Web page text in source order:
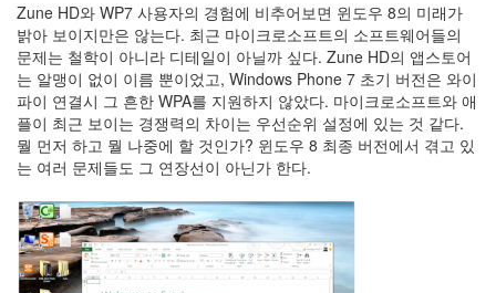
Zune HD와 WP7 사용자의 경험에 비추어보면 윈도우 8의 미래가
밝아 보이지만은 않는다. 최근 마이크로소프트의 소프트웨어들의
문제는 철학이 아니라 디테일이 아닐까 싶다. Zune HD의 앱스토어
는 알맹이 없이 이름 뿐이었고, Windows Phone 7 초기 버전은 와이
파이 연결시 그 흔한 WPA를 지원하지 않았다. 마이크로소프트와 애
플이 최근 보이는 경쟁력의 차이는 우선순위 설정에 있는 것 같다.
뭘 먼저 하고 뭘 나중에 할 것인가? 윈도우 8 최종 버전에서 겪고 있
는 여러 문제들도 그 연장선이 아닌가 한다.
미
디
어
계,
변
화,
슬
로
우
뉴
스
기
술,